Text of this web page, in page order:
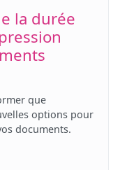
la durée
que
options pour
documents.